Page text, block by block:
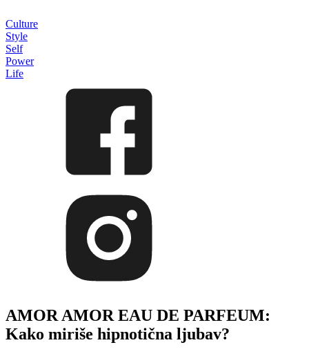
Culture
Style
Self
Power
Life
AMOR AMOR EAU DE PARFEUM:
Kako miriše hipnotična ljubav?